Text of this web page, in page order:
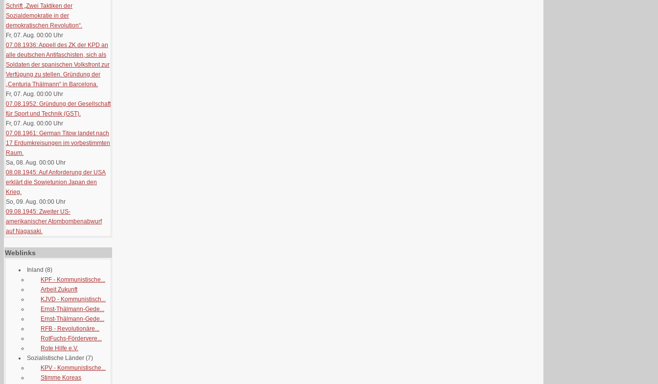
Schrift „Zwei Taktiken der
Sozialdemokratie in der
demokratischen Revolution“.
Fr, 07. Aug. 00:00 Uhr
07.08.1936: Appell des ZK der KPD an
alle deutschen Antifaschisten, sich als
Soldaten der spanischen Volksfront zur
Verfügung zu stellen. Gründung der
„Centuria Thälmann“ in Barcelona.
Fr, 07. Aug. 00:00 Uhr
07.08.1952: Gründung der Gesellschaft
für Sport und Technik (GST).
Fr, 07. Aug. 00:00 Uhr
07.08.1961: German Titow landet nach
17 Erdumkreisungen im vorbestimmten
Raum.
Sa, 08. Aug. 00:00 Uhr
08.08.1945: Auf Anforderung der USA
erklärt die Sowjetunion Japan den
Krieg.
So, 09. Aug. 00:00 Uhr
09.08.1945: Zweiter US-
amerikanischer Atombombenabwurf
auf Nagasaki.
Weblinks
Inland (8)
KPF - Kommunistische...
Arbeit Zukunft
KJVD - Kommunistisch...
Ernst-Thälmann-Gede...
Ernst-Thälmann-Gede...
RFB - Revolutionäre...
RotFuchs-Fördervere...
Rote Hilfe e.V.
Sozialistische Länder (7)
KPV - Kommunistische...
Stimme Koreas